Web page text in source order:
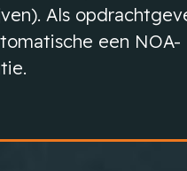
Als
een NOA-